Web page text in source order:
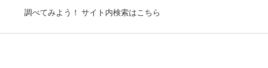
調べてみよう！ サイト内検索はこちら